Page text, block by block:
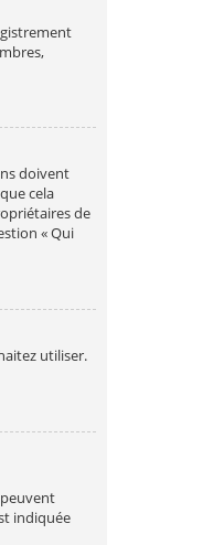
doivent
cela
de
« Qui
utiliser.
indiquée